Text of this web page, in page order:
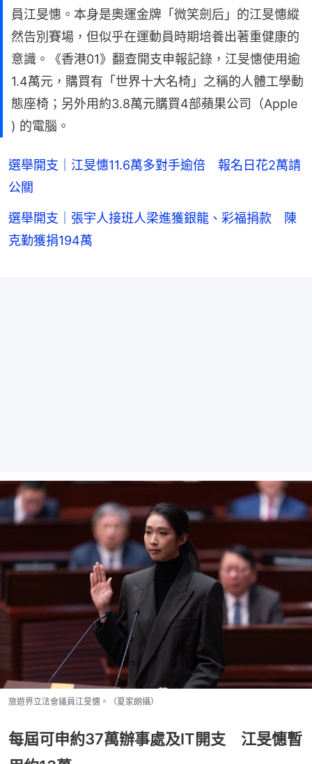
員江旻憓。本身是奧運金牌「微笑劍后」的江旻憓縱
然告別賽場，但似乎在運動員時期培養出著重健康的
意識。《香港01》翻查開支申報記錄，江旻憓使用逾
1.4萬元，購買有「世界十大名椅」之稱的人體工學動
態座椅；另外用約3.8萬元購買4部蘋果公司（Apple
) 的電腦。
選舉開支｜江旻憓11.6萬多對手逾倍 報名日花2萬請
公關
選舉開支｜張宇人接班人梁進獲銀龍、彩福捐款 陳
克勤獲捐194萬
旅遊界立法會議員江旻憓。（夏家朗攝）
每屆可申約37萬辦事處及IT開支 江旻憓暫